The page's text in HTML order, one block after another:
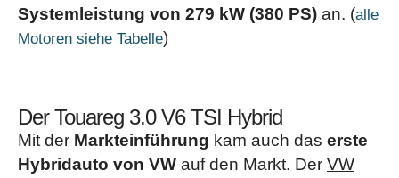
Systemleistung von 279 kW (380 PS) an. (alle
Motoren siehe Tabelle)
Der Touareg 3.0 V6 TSI Hybrid
Mit der Markteinführung kam auch das erste
Hybridauto von VW auf den Markt. Der VW